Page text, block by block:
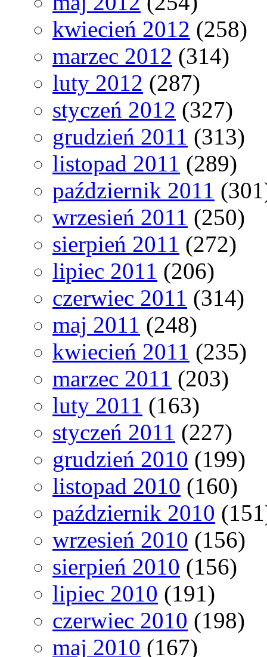
kwiecień 2012 (258)
marzec 2012 (314)
luty 2012 (287)
styczeń 2012 (327)
grudzień 2011 (313)
listopad 2011 (289)
październik 2011
wrzesień 2011 (250)
sierpień 2011 (272)
lipiec 2011 (206)
czerwiec 2011 (314)
maj 2011 (248)
kwiecień 2011 (235)
marzec 2011 (203)
luty 2011 (163)
styczeń 2011 (227)
grudzień 2010 (199)
listopad 2010 (160)
październik 2010
wrzesień 2010 (156)
sierpień 2010 (156)
lipiec 2010 (191)
czerwiec 2010 (198)
maj 2010 (167)